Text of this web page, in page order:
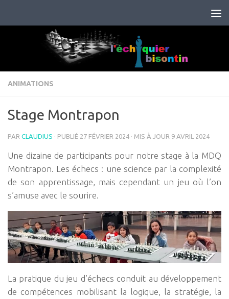
ANIMATIONS
Stage Montrapon
PAR CLAUDIUS · PUBLIÉ 27 FÉVRIER 2024 · MIS À JOUR 9 AVRIL 2024
Une dizaine de participants pour notre stage à la MDQ
Montrapon. Les échecs : une science par la complexité
de son apprentissage, mais cependant un jeu où l’on
s’amuse avec le sourire.
La pratique du jeu d’échecs conduit au développement
de compétences mobilisant la logique, la stratégie, la